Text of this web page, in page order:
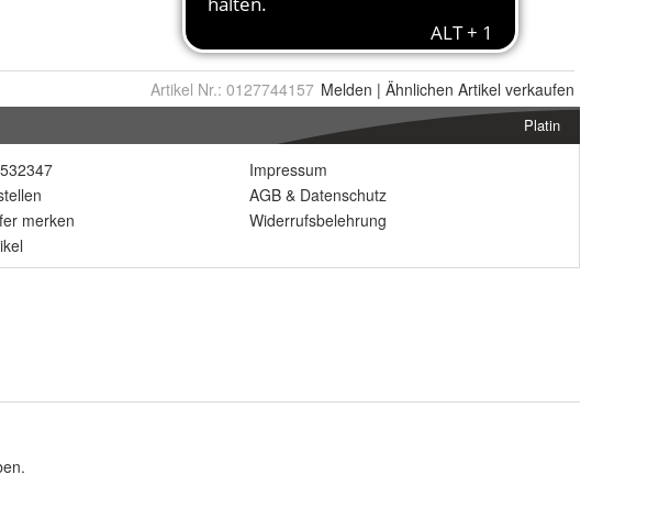
Artikel Nr.: 0127744157 Melden | Ähnlichen Artikel verkaufen
Platin
merken
Impressum
AGB & Datenschutz
Widerrufsbelehrung